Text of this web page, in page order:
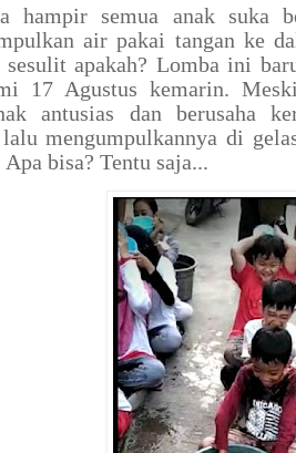
hampir semua anak suka
air pakai tangan ke
sesulit apakah? Lomba ini
17 Agustus kemarin.
antusias dan berusaha
lalu mengumpulkannya di
bisa? Tentu saja...